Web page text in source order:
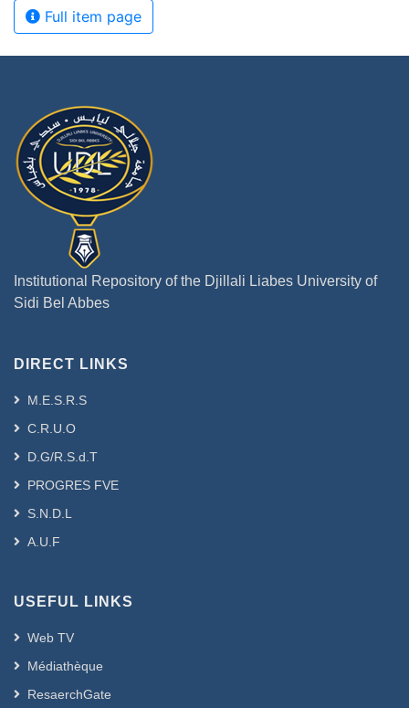
Full item page
Institutional Repository of the Djillali Liabes University of
Sidi Bel Abbes
DIRECT LINKS
M.E.S.R.S
C.R.U.O
D.G/R.S.d.T
PROGRES FVE
S.N.D.L
A.U.F
USEFUL LINKS
Web TV
Médiathèque
ResaerchGate